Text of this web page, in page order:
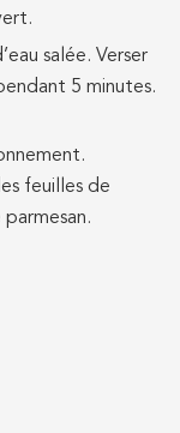
salée. Verser
5 minutes.
feuilles de